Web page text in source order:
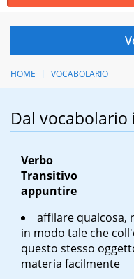
HOME VOCABOLARIO
Dal vocabolario
Verbo
Transitivo
appuntire
affilare qualcosa,
in modo tale che
questo stesso
materia facilmente